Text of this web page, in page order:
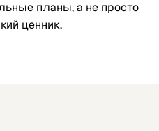
планы, а не просто
ценник.